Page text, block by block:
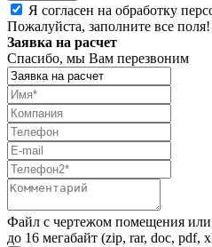
Я согласен на обработку
Пожалуйста, заполните все поля!
Заявка на расчет
Спасибо, мы Вам перезвоним
Файл с чертежом помещения
до 16 мегабайт (zip, rar, doc, pdf,